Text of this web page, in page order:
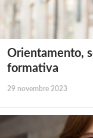
Orientamento,
formativa
29 novembre 2023